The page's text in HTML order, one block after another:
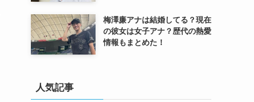
梅澤廉アナは結婚してる？現在
の彼女は女子アナ？歴代の熱愛
情報もまとめた！
人気記事